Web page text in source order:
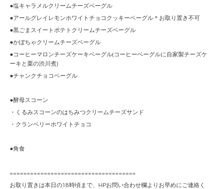
●塩キャラメルクリームチーズベーグル
●アールグレイレモンホワイトチョコクッキーベーグル＊お取り置き不可
●黒ごまスイートポテトクリームチーズベーグル
●かぼちゃクリームチーズベーグル
●コーヒーマロンチーズケーキベーグル(コーヒーベーグルに自家製チーズケ
ーキと栗の渋川煮)
●チャンクチョコベーグル
●酵母スコーン
・くるみスコーンのはちみつクリームチーズサンド
・クランベリーホワイトチョコ
●角食
=====================================
お取り置きは本日の18時頃まで、HPお問い合わせ欄よりお早めにご連絡く